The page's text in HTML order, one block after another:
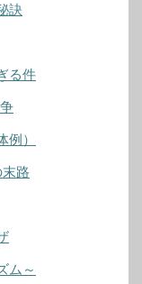
訣
る件
）
路
ム～